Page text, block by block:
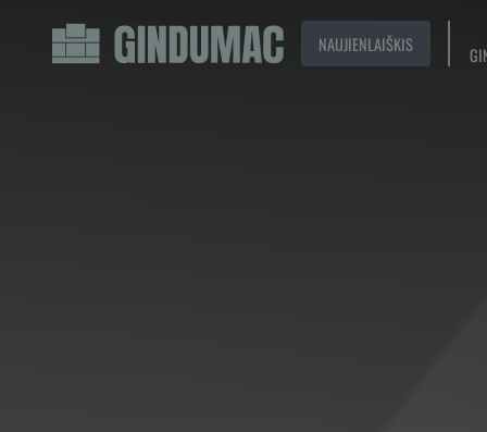
NAUJIENLAIŠKIS